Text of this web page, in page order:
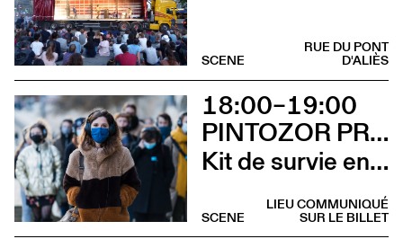
RUE DU PONT
D'ALIÈS
SCENE
18:00–19:00
PINTOZOR PROD. ET MARION THOMAS
Kit de survie en territoire masculiniste
LIEU COMMUNIQUÉ
SUR LE BILLET
SCENE